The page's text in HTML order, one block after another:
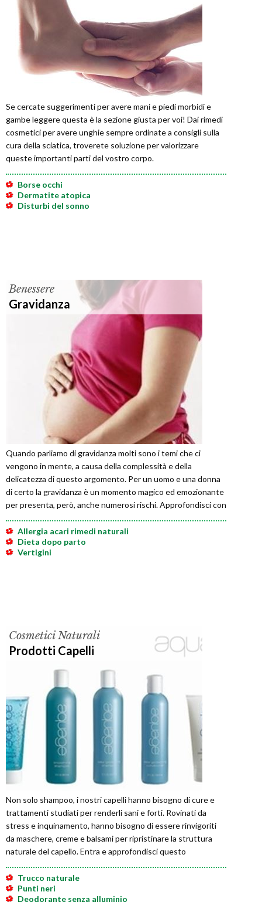
Se cercate suggerimenti per avere mani e piedi morbidi e
gambe leggere questa è la sezione giusta per voi! Dai rimedi
cosmetici per avere unghie sempre ordinate a consigli sulla
cura della sciatica, troverete soluzione per valorizzare
queste importanti parti del vostro corpo.
Borse occhi
Dermatite atopica
Disturbi del sonno
Benessere
Gravidanza
Quando parliamo di gravidanza molti sono i temi che ci
vengono in mente, a causa della complessità e della
delicatezza di questo argomento. Per un uomo e una donna
di certo la gravidanza è un momento magico ed emozionante
per presenta, però, anche numerosi rischi. Approfondisci con
Allergia acari rimedi naturali
Dieta dopo parto
Vertigini
Cosmetici Naturali
Prodotti Capelli
Non solo shampoo, i nostri capelli hanno bisogno di cure e
trattamenti studiati per renderli sani e forti. Rovinati da
stress e inquinamento, hanno bisogno di essere rinvigoriti
da maschere, creme e balsami per ripristinare la struttura
naturale del capello. Entra e approfondisci questo
Trucco naturale
Punti neri
Deodorante senza alluminio